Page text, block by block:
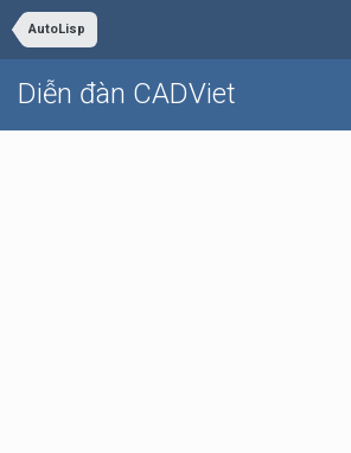
AutoLisp
Diễn đàn CADViet